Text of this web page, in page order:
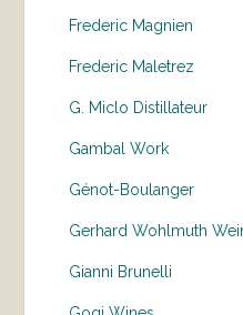
Frederic Magnien
Frederic Maletrez
G. Miclo Distillateur
Gambal Work
Génot-Boulanger
Gerhard Wohlmuth
Gianni Brunelli